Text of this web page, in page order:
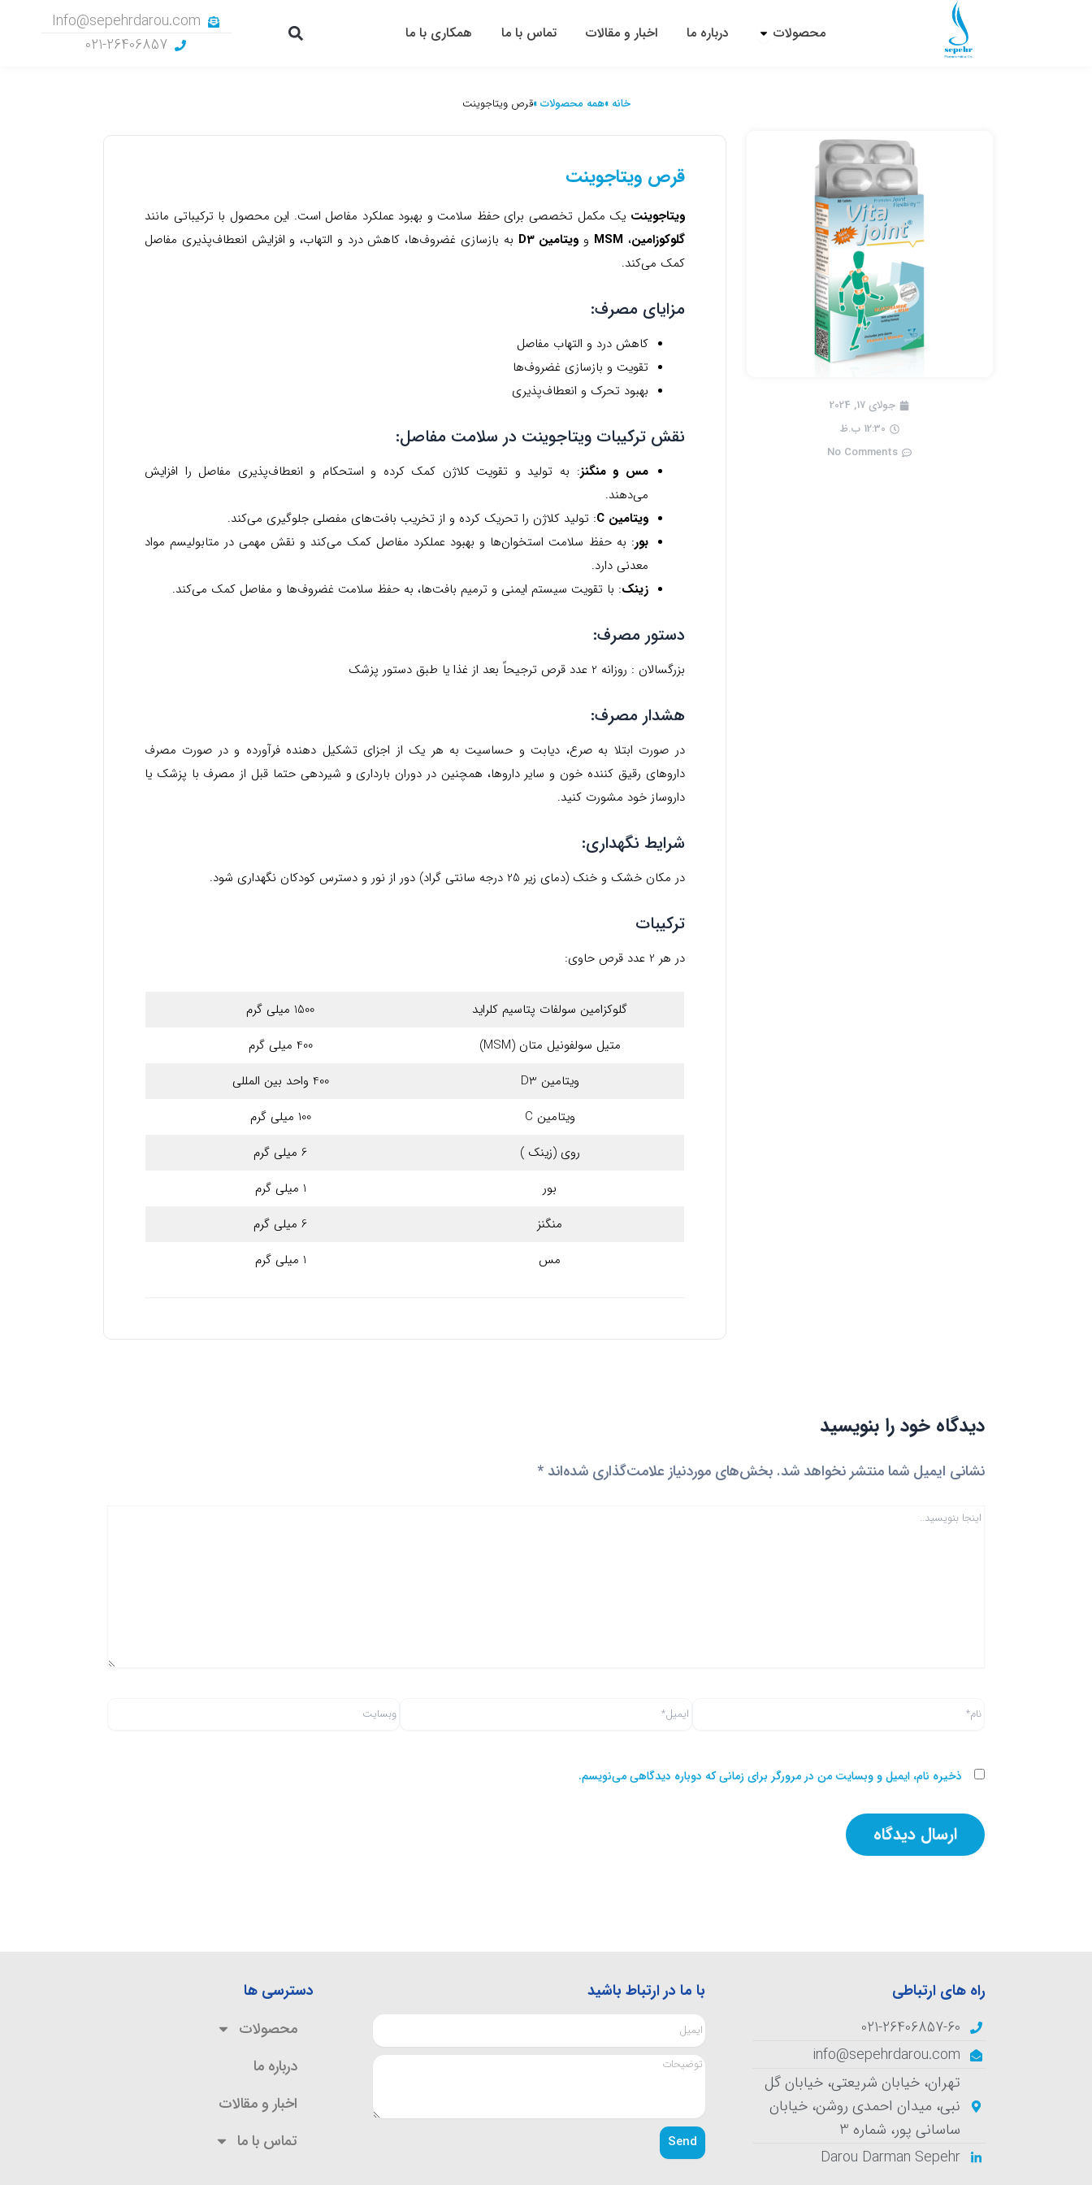
محصولات Open محصولات درباره ما اخبار و مقالات تماس با ما همکاری با ما Search
Info@sepehrdarou.com
021-26406857
خانه »همه محصولات »قرص ویتاجوینت
جولای 17, 2024
12:30 ب.ظ
No Comments
قرص ویتاجوینت
ویتاجوینت یک مکمل تخصصی برای حفظ سلامت و بهبود عملکرد مفاصل است. این محصول با ترکیباتی مانند
گلوکوزامین، MSM و ویتامین D3
به بازسازی غضروف‌ها، کاهش درد و التهاب، و افزایش انعطاف‌پذیری مفاصل
کمک می‌کند.
مزایای مصرف:
کاهش درد و التهاب مفاصل
تقویت و بازسازی غضروف‌ها
بهبود تحرک و انعطاف‌پذیری
نقش ترکیبات ویتاجوینت در سلامت مفاصل:
مس و منگنز: به تولید و تقویت کلاژن کمک کرده و استحکام و انعطاف‌پذیری مفاصل را افزایش
می‌دهند.
ویتامین C : تولید کلاژن را تحریک کرده و از تخریب بافت‌های مفصلی جلوگیری می‌کند.
بور: به حفظ سلامت استخوان‌ها و بهبود عملکرد مفاصل کمک می‌کند و نقش مهمی در متابولیسم مواد
معدنی دارد.
زینک: با تقویت سیستم ایمنی و ترمیم بافت‌ها، به حفظ سلامت غضروف‌ها و مفاصل کمک می‌کند.
دستور مصرف:
بزرگسالان : روزانه 2 عدد قرص ترجیحاً بعد از غذا یا طبق دستور پزشک
هشدار مصرف:
در صورت ابتلا به صرع، دیابت و حساسیت به هر یک از اجزای تشکیل دهنده فرآورده و در صورت مصرف
داروهای رقیق کننده خون و سایر داروها، همچنین در دوران بارداری و شیردهی حتما قبل از مصرف با پزشک یا
داروساز خود مشورت کنید.
شرایط نگهداری:
در مکان خشک و خنک (دمای زیر 25 درجه سانتی گراد) دور از نور و دسترس کودکان نگهداری شود.
ترکیبات
در هر 2 عدد قرص حاوی:
گلوکزامین سولفات پتاسیم کلراید
1500 میلی گرم
متیل سولفونیل متان (MSM)
400 میلی گرم
ویتامین D3
400 واحد بین المللی
ویتامین C
100 میلی گرم
روی (زینک )
6 میلی گرم
بور
1 میلی گرم
منگنز
6 میلی گرم
مس
1 میلی گرم
دیدگاه‌ خود را بنویسید
نشانی ایمیل شما منتشر نخواهد شد. بخش‌های موردنیاز علامت‌گذاری شده‌اند*
اینجا
بنویسید..
نام* ایمیل*
ذخیره نام، ایمیل و وبسایت من در مرورگر برای زمانی که دوباره دیدگاهی می‌نویسم.
راه های ارتباطی
021-26406857-60
info@sepehrdarou.com
تهران، خيابان شریعتی، خیابان گل
نبی، میدان احمدی روشن، خیابان
ساسانی پور، شماره 3
Darou Darman Sepehr
با ما در ارتباط باشید
Send
دسترسی ها
محصولات
درباره ما
اخبار و مقالات
تماس با ما